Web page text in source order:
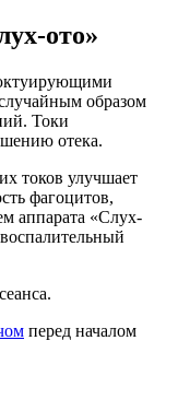
ото»
образом
Токи
отека.
токов улучшает
фагоцитов,
аппарата «Слух-
перед началом